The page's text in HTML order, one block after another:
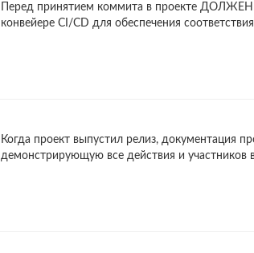
Перед принятием коммита в проекте ДОЛЖЕН
конвейере CI/CD для обеспечения
Когда проект выпустил релиз,
демонстрирующую все действия и участников